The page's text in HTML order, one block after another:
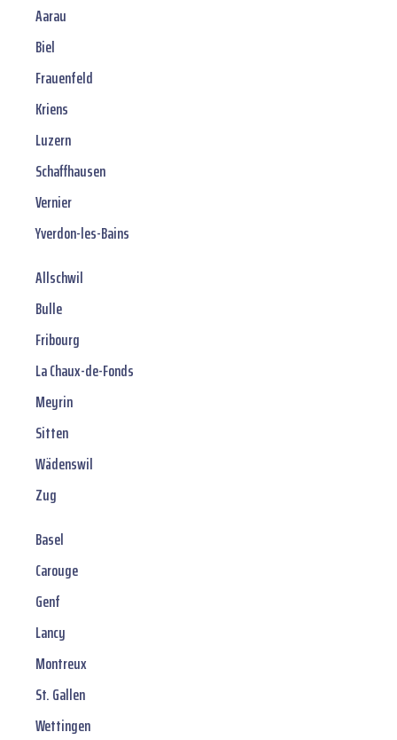
Aarau
Biel
Frauenfeld
Kriens
Luzern
Schaffhausen
Vernier
Yverdon-les-Bains
Allschwil
Bulle
Fribourg
La Chaux-de-Fonds
Meyrin
Sitten
Wädenswil
Zug
Basel
Carouge
Genf
Lancy
Montreux
St. Gallen
Wettingen